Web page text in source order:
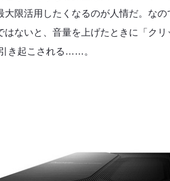
大限活用したくなるのが人情だ。な
はないと、音量を上げたときに「ク
き起こされる……。